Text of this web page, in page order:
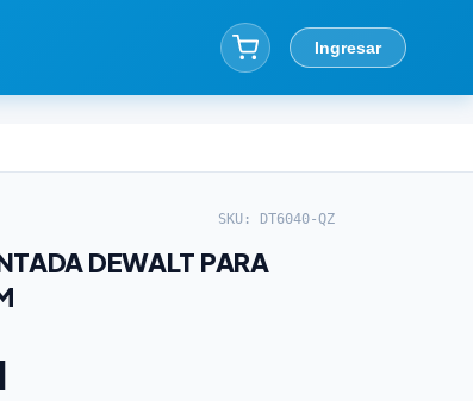
Ingresar
SKU: DT6040-QZ
DEWALT PARA